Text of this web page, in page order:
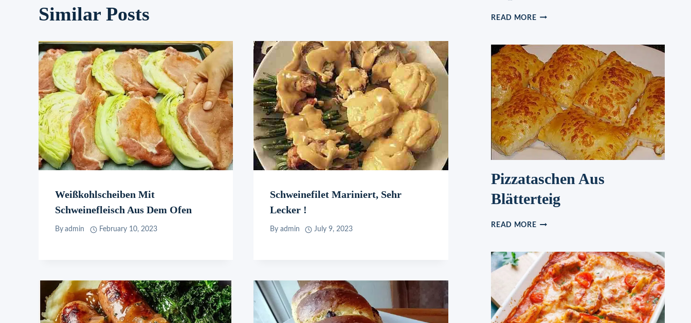
Similar Posts
Weißkohlscheiben Mit
Schweinefleisch Aus Dem Ofen
By admin February 10, 2023
Schweinefilet Mariniert, Sehr
Lecker !
By admin July 9, 2023
READ MOREPAPRIKA-
Pizzataschen Aus
Blätterteig
READ MOREPIZZATASCHEN